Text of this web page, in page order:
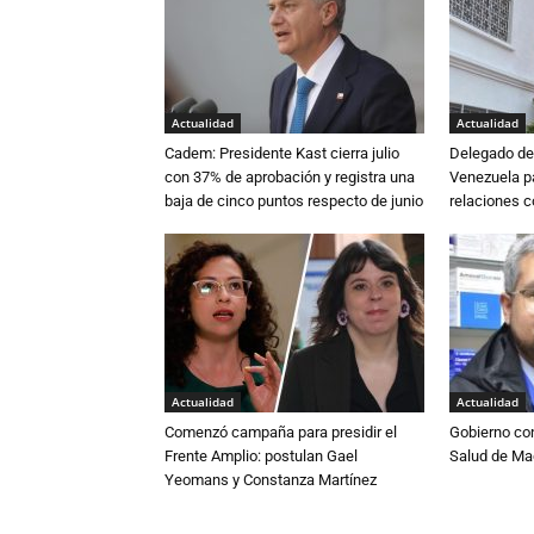
Actualidad
Cadem: Presidente Kast cierra julio
con 37% de aprobación y registra una
baja de cinco puntos respecto de junio
Actualidad
Delegado
Venezuela
relaciones
Actualidad
Comenzó campaña para presidir el
Frente Amplio: postulan Gael
Yeomans y Constanza Martínez
Actualidad
Gobierno
Salud de